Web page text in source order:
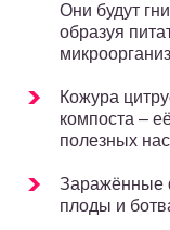
Они будут
образуя
Кожура
компоста –
полезных
Заражённые
плоды и